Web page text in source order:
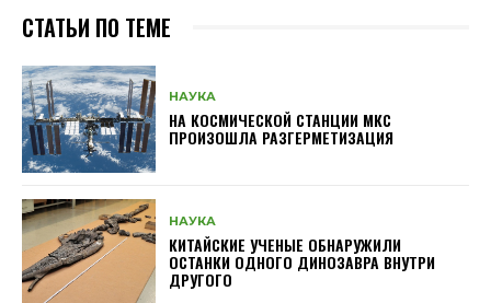
СТАТЬИ ПО ТЕМЕ
НАУКА
НА КОСМИЧЕСКОЙ СТАНЦИИ МКС
ПРОИЗОШЛА РАЗГЕРМЕТИЗАЦИЯ
НАУКА
КИТАЙСКИЕ УЧЕНЫЕ ОБНАРУЖИЛИ
ОСТАНКИ ОДНОГО ДИНОЗАВРА ВНУТРИ
ДРУГОГО